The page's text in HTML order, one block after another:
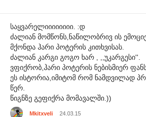
საყვარელიიიიიიიი. :დ
ძალიან მომწონს,ნაწილობრივ ის
მქონდა ჰარი პოტერის კითხვისას.
ძალიან კარგი გოგო ხარ , ,,უკარგესი''.
ვფიქრობ,ჰარი პოტერის ნებისმიერ
ეს ისტორია,იმიტომ რომ ნამდვილად
წერ.
წიგნზე გეფიქრა მომავალში.))
Mkitxveli 24.03.15